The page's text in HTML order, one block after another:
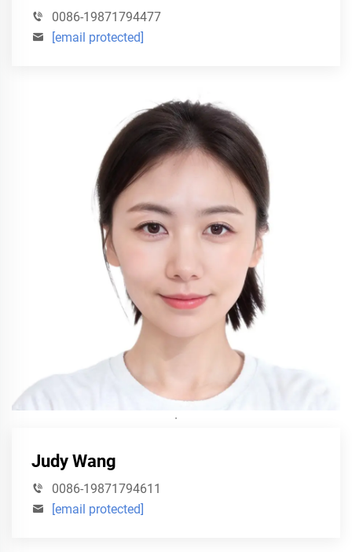
0086-19871794477
[email protected]
·
Judy Wang
0086-19871794611
[email protected]